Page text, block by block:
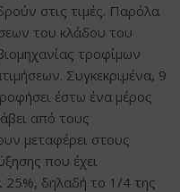
στις τιμές. Παρόλα
του κλάδου του
τροφίμων
Συγκεκριμένα, 9
έστω ένα μέρος
από τους
μεταφέρει στους
που έχει
25%, δηλαδή το 1/4 της